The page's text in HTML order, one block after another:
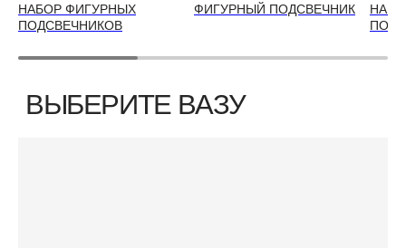
НАБОР ФИГУРНЫХ
ПОДСВЕЧНИКОВ
ФИГУРНЫЙ ПОДСВЕЧНИК